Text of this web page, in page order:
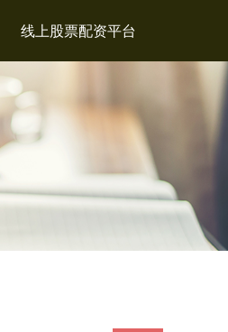
线上股票配资平台